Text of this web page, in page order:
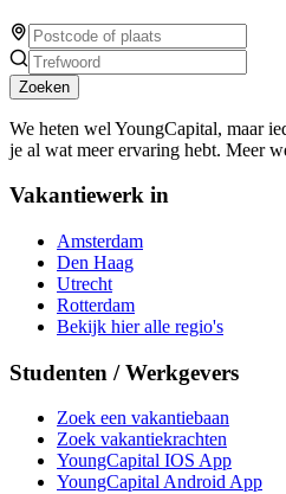
Zoeken
We heten wel YoungCapital, maar
je al wat meer ervaring hebt. Meer
Vakantiewerk in
Amsterdam
Den Haag
Utrecht
Rotterdam
Bekijk hier alle regio's
Studenten / Werkgevers
Zoek een vakantiebaan
Zoek vakantiekrachten
YoungCapital IOS App
YoungCapital Android App